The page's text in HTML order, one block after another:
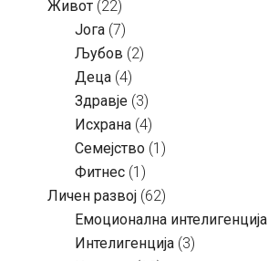
Живот (22)
Јога (7)
Љубов (2)
Деца (4)
Здравје (3)
Исхрана (4)
Семејство (1)
Фитнес (1)
Личен развој (62)
Емоционална интелигенција
Интелигенција (3)